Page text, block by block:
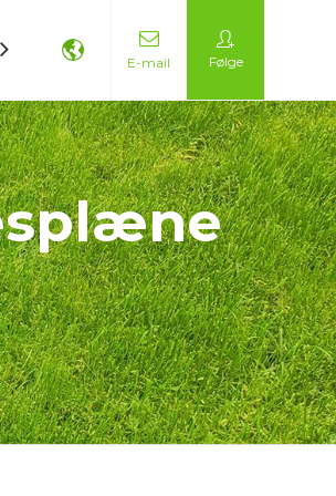
E-mail Følge